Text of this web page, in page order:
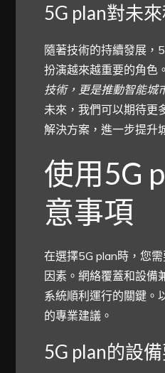
5G plan對未
隨著技術的持續發展，
扮演越來越重要的角色。
技術，更是推動智能城
未來，我們可以期待更
解決方案，進一步提升
使用5G
意事項
在選擇5G plan時，您
因素。網絡覆蓋和設備
系統順利運行的關鍵。
的專業建議。
5G plan的設